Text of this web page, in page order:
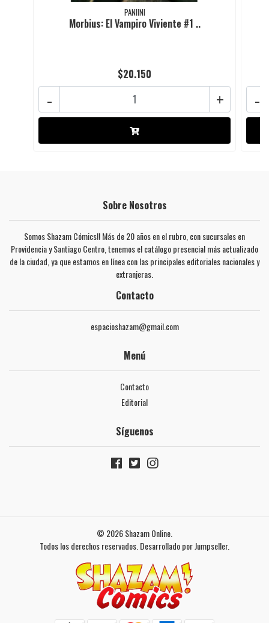
PANIINI
Morbius: El Vampiro Viviente #1 ..
$20.150
+
- -
Sobre Nosotros
Somos Shazam Cómics!! Más de 20 años en el rubro, con sucursales en
Providencia y Santiago Centro, tenemos el catálogo presencial más actualizado
de la ciudad, ya que estamos en línea con las principales editoriales nacionales y
extranjeras.
Contacto
espacioshazam@gmail.com
Menú
Contacto
Editorial
Síguenos
© 2026 Shazam Online.
Todos los derechos reservados. Desarrollado por Jumpseller.